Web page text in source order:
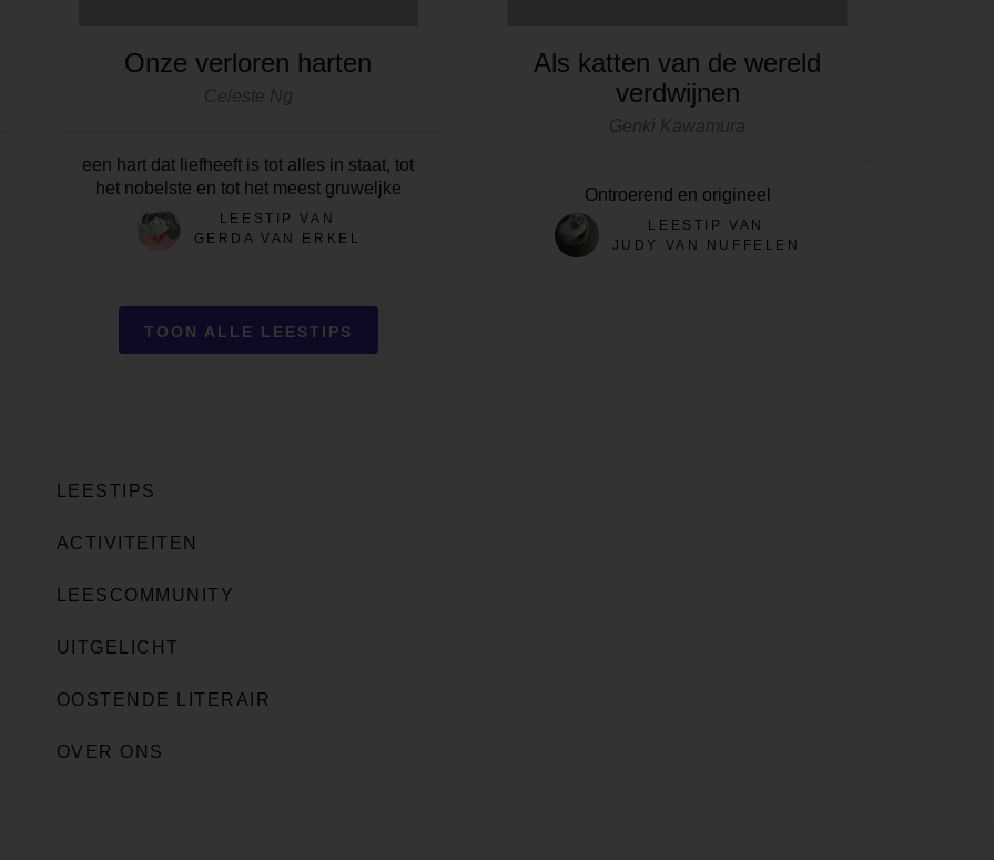
Onze verloren harten
Celeste Ng
een hart dat liefheeft is tot alles in staat, tot
het nobelste en tot het meest gruweljke
LEESTIP VAN
GERDA VAN ERKEL
Als katten van de wereld
verdwijnen
Genki Kawamura
Ontroerend en origineel
LEESTIP VAN
JUDY VAN NUFFELEN
TOON ALLE LEESTIPS
LEESTIPS
ACTIVITEITEN
LEESCOMMUNITY
UITGELICHT
OOSTENDE LITERAIR
OVER ONS